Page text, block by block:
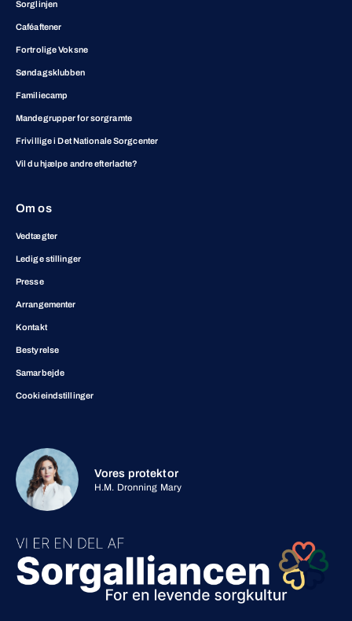
Sorglinjen
Caféaftener
Fortrolige Voksne
Søndagsklubben
Familiecamp
Mandegrupper for sorgramte
Frivillige i Det Nationale Sorgcenter
Vil du hjælpe andre efterladte?
Om os
Vedtægter
Ledige stillinger
Presse
Arrangementer
Kontakt
Bestyrelse
Samarbejde
Cookieindstillinger
Vores protektor
H.M. Dronning Mary